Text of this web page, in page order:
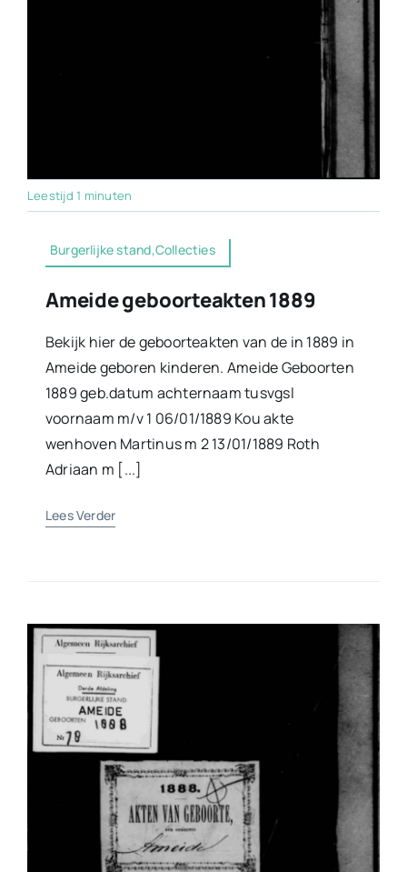
Leestijd 1 minuten
Burgerlijke stand,Collecties
Ameide geboorteakten 1889
Bekijk hier de geboorteakten van de in 1889 in
Ameide geboren kinderen. Ameide Geboorten
1889 geb.datum achternaam tusvgsl
voornaam m/v 1 06/01/1889 Kou akte
wenhoven Martinus m 2 13/01/1889 Roth
Adriaan m [...]
Lees Verder